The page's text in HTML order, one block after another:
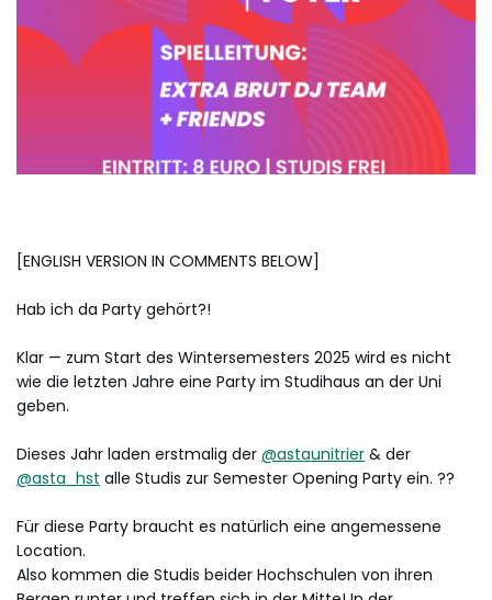
[ENGLISH VERSION IN COMMENTS BELOW]
Hab ich da Party gehört?!
Klar — zum Start des Wintersemesters 2025 wird es nicht
wie die letzten Jahre eine Party im Studihaus an der Uni
geben.
Dieses Jahr laden erstmalig der @astaunitrier & der
@asta_hst alle Studis zur Semester Opening Party ein. ??
Für diese Party braucht es natürlich eine angemessene
Location.
Also kommen die Studis beider Hochschulen von ihren